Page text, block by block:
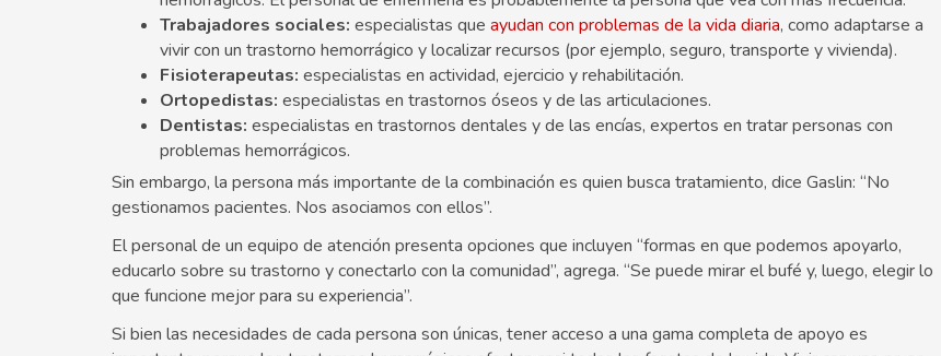
Trabajadores sociales: especialistas que ayudan con problemas de la vida diaria, como adaptarse a
vivir con un trastorno hemorrágico y localizar recursos (por ejemplo, seguro, transporte y vivienda).
Fisioterapeutas: especialistas en actividad, ejercicio y rehabilitación.
Ortopedistas: especialistas en trastornos óseos y de las articulaciones.
Dentistas: especialistas en trastornos dentales y de las encías, expertos en tratar personas con
problemas hemorrágicos.
Sin embargo, la persona más importante de la combinación es quien busca tratamiento, dice Gaslin: “No
gestionamos pacientes. Nos asociamos con ellos”.
El personal de un equipo de atención presenta opciones que incluyen “formas en que podemos apoyarlo,
educarlo sobre su trastorno y conectarlo con la comunidad”, agrega. “Se puede mirar el bufé y, luego, elegir lo
que funcione mejor para su experiencia”.
Si bien las necesidades de cada persona son únicas, tener acceso a una gama completa de apoyo es